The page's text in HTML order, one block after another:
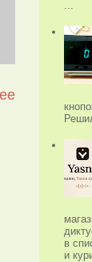
в
и